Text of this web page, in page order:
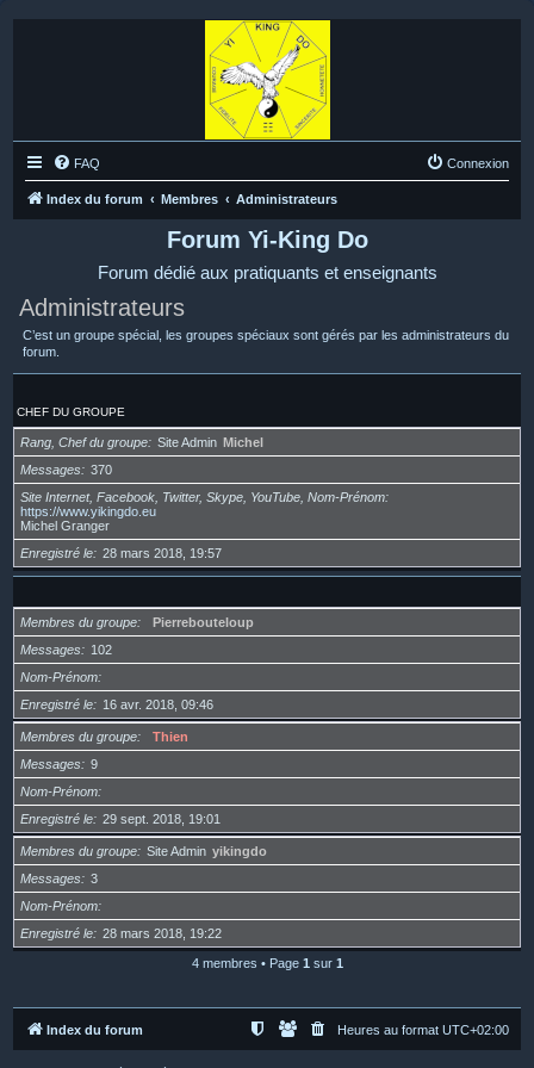
FAQ Connexion
Index du forum Membres Administrateurs
Forum Yi-King Do
Forum dédié aux pratiquants et enseignants
Administrateurs
C’est un groupe spécial, les groupes spéciaux sont gérés par les administrateurs du
forum.
CHEF DU GROUPE
Rang, Chef du groupe Site Admin Michel
Messages
370
Site Internet, Facebook, Twitter, Skype, YouTube, Nom-Prénom
https://www.yikingdo.eu
Michel Granger
Enregistré le
28 mars 2018, 19:57
Membres du groupe
Pierrebouteloup
Messages
102
Nom-Prénom
Enregistré le
16 avr. 2018, 09:46
Membres du groupe
Thien
Messages
9
Nom-Prénom
Enregistré le
29 sept. 2018, 19:01
Membres du groupe Site Admin yikingdo
Messages
3
Nom-Prénom
Enregistré le
28 mars 2018, 19:22
4 membres • Page 1 sur 1
Index du forum Heures au format UTC+02:00